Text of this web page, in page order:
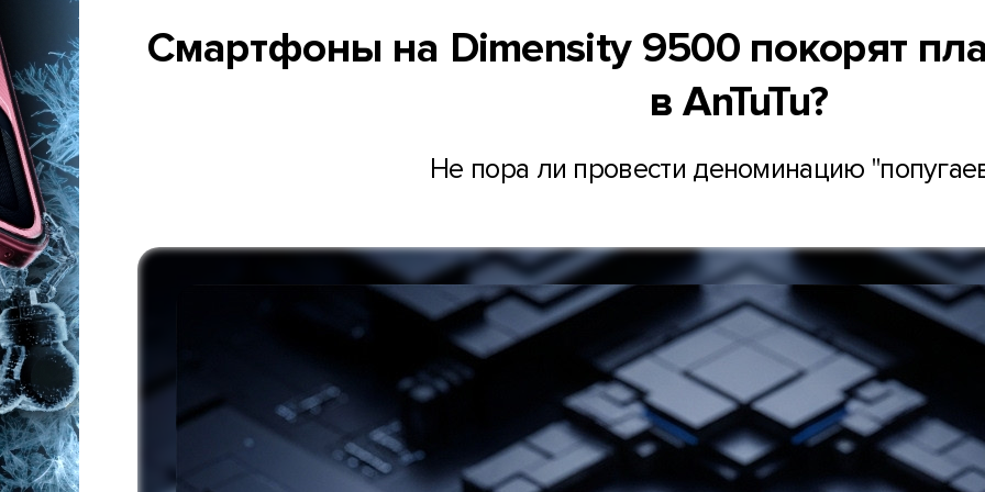
Смартфоны на Dimensity 9500 покорят
в AnTuTu?
Не пора ли провести деноминацию